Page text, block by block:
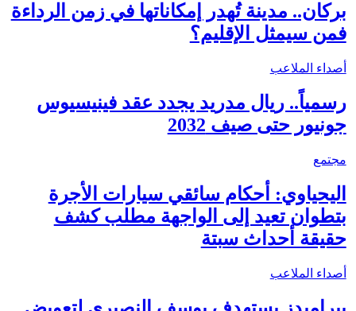
بركان.. مدينة تُهدر إمكاناتها في زمن الرداءة
فمن سيمثل الإقليم؟
أصداء الملاعب
رسمياً.. ريال مدريد يجدد عقد فينيسيوس
جونيور حتى صيف 2032
مجتمع
اليحياوي: أحكام سائقي سيارات الأجرة
بتطوان تعيد إلى الواجهة مطلب كشف
حقيقة أحداث سبتة
أصداء الملاعب